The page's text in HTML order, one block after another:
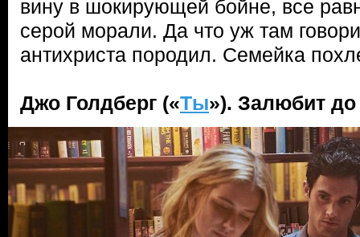
вину в шокирующей бойне, все
серой морали. Да что уж там
антихриста породил. Семейка
Джо Голдберг («Ты»). Залюбит